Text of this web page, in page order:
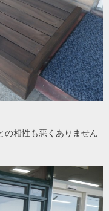
の相性も悪くありません